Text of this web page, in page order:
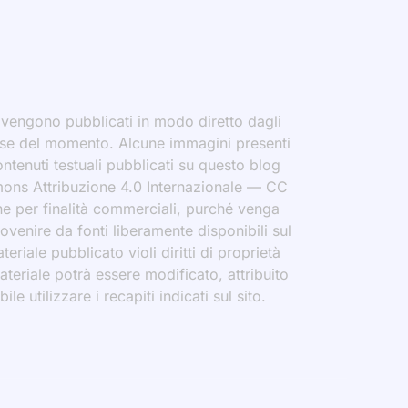
pubblicati in modo diretto dagli
del momento. Alcune immagini presenti
testuali pubblicati su questo blog
Attribuzione 4.0 Internazionale — CC
per finalità commerciali, purché venga
da fonti liberamente disponibili sul
pubblicato violi diritti di proprietà
potrà essere modificato, attribuito
utilizzare i recapiti indicati sul sito.